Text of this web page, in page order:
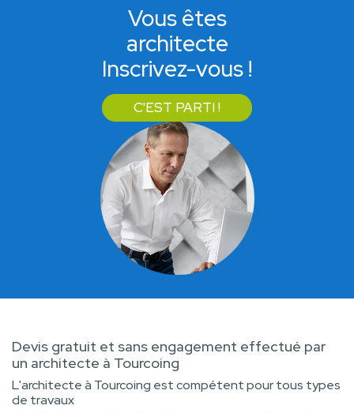
Vous êtes
architecte
Inscrivez-vous !
C'EST PARTI !
Devis gratuit et sans engagement effectué par
un architecte à Tourcoing
L'architecte à Tourcoing est compétent pour tous types
de travaux